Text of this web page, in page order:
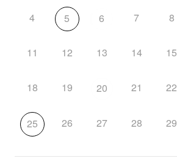
4 5 6 7 8
11 12 13 14 15
18 19 20 21 22
25 26 27 28 29